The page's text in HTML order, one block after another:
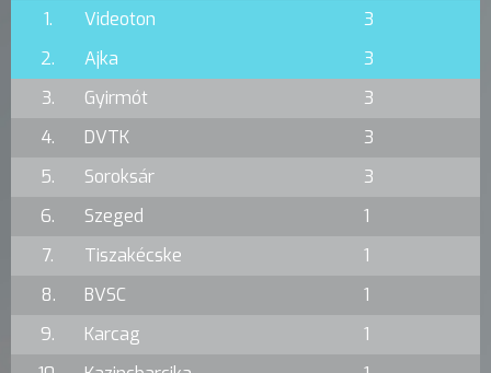
1. Videoton
3
2.
Ajka
3
3.
Gyirmót
3
4.
DVTK
3
5.
Soroksár
3
6.
Szeged
1
7.
Tiszakécske
1
8.
BVSC
1
9.
Karcag
1